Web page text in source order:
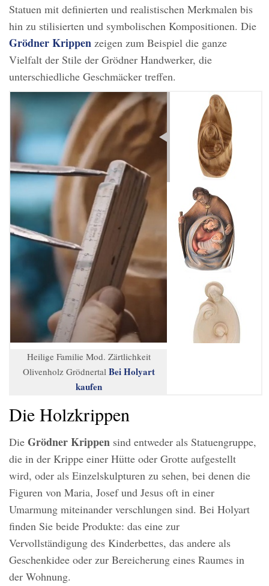
Statuen mit definierten und realistischen Merkmalen bis
hin zu stilisierten und symbolischen Kompositionen. Die
Grödner Krippen zeigen zum Beispiel die ganze
Vielfalt der Stile der Grödner Handwerker, die
unterschiedliche Geschmäcker treffen.
Heilige Familie Mod. Zärtlichkeit
Olivenholz Grödnertal Bei Holyart
kaufen
Die Holzkrippen
Die Grödner Krippen sind entweder als Statuengruppe,
die in der Krippe einer Hütte oder Grotte aufgestellt
wird, oder als Einzelskulpturen zu sehen, bei denen die
Figuren von Maria, Josef und Jesus oft in einer
Umarmung miteinander verschlungen sind. Bei Holyart
finden Sie beide Produkte: das eine zur
Vervollständigung des Kinderbettes, das andere als
Geschenkidee oder zur Bereicherung eines Raumes in
der Wohnung.